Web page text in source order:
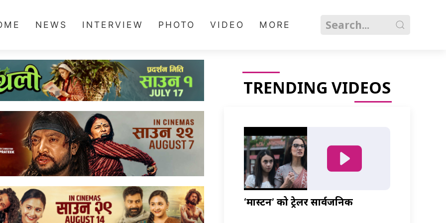
NEWS INTERVIEW PHOTO VIDEO MORE
TRENDING VIDEOS
‘मास्टर्नी’ को ट्रेलर सार्वजनिक